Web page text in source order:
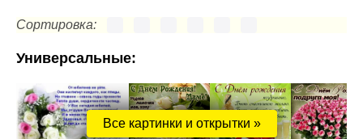
Сортировка:
Универсальные:
Все картинки и открытки »